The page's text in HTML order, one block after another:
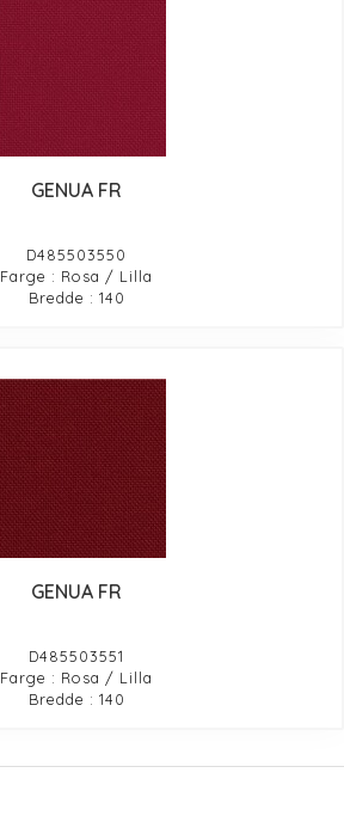
GENUA FR
D485503550
Farge : Rosa / Lilla
Bredde : 140
GENUA FR
D485503551
Farge : Rosa / Lilla
Bredde : 140